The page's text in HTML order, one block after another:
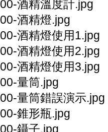
00-酒精溫度計.jpg
00-酒精燈.jpg
00-酒精燈使用1.jpg
00-酒精燈使用2.jpg
00-酒精燈使用3.jpg
00-量筒.jpg
00-量筒錯誤演示.jpg
00-錐形瓶.jpg
00-鑷子.jpg